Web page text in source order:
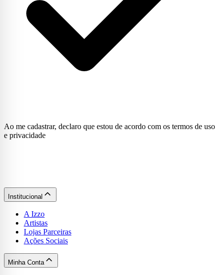
Ao me cadastrar, declaro que estou de acordo com os termos de uso
e privacidade
Institucional
A Izzo
Artistas
Lojas Parceiras
Ações Sociais
Minha Conta